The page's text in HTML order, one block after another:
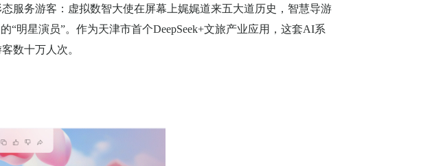
服务游客：虚拟数智大使在屏幕上娓娓道来五大道历史，智慧导游
“明星演员”。作为天津市首个DeepSeek+文旅产业应用，这套AI系
数十万人次。